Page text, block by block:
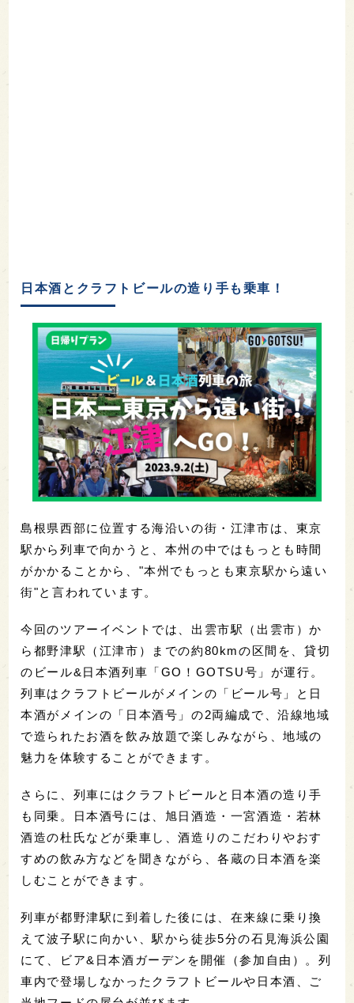
日本酒とクラフトビールの造り手も乗車！
島根県西部に位置する海沿いの街・江津市は、東京
駅から列車で向かうと、本州の中ではもっとも時間
がかかることから、"本州でもっとも東京駅から遠い
街"と言われています。
今回のツアーイベントでは、出雲市駅（出雲市）か
ら都野津駅（江津市）までの約80kmの区間を、貸切
のビール&日本酒列車「GO！GOTSU号」が運行。
列車はクラフトビールがメインの「ビール号」と日
本酒がメインの「日本酒号」の2両編成で、沿線地域
で造られたお酒を飲み放題で楽しみながら、地域の
魅力を体験することができます。
さらに、列車にはクラフトビールと日本酒の造り手
も同乗。日本酒号には、旭日酒造・一宮酒造・若林
酒造の杜氏などが乗車し、酒造りのこだわりやおす
すめの飲み方などを聞きながら、各蔵の日本酒を楽
しむことができます。
列車が都野津駅に到着した後には、在来線に乗り換
えて波子駅に向かい、駅から徒歩5分の石見海浜公園
にて、ビア&日本酒ガーデンを開催（参加自由）。列
車内で登場しなかったクラフトビールや日本酒、ご